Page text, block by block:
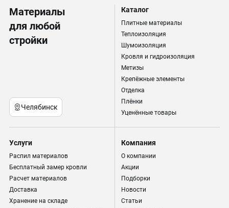
Материалы
для любой
стройки
Челябинск
Каталог
Плитные материалы
Теплоизоляция
Шумоизоляция
Кровля и гидроизоляция
Метизы
Крепёжные элементы
Отделка
Плёнки
Уценённые товары
Услуги
Распил материалов
Бесплатный замер кровли
Расчет материалов
Доставка
Хранение на складе
Компания
О компании
Акции
Подборки
Новости
Статьи